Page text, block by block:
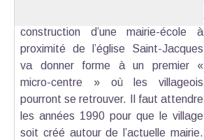
construction d’une mairie-école à
proximité de l’église Saint-Jacques
va donner forme à un premier «
micro-centre » où les villageois
pourront se retrouver. Il faut attendre
les années 1990 pour que le village
soit créé autour de l’actuelle mairie.